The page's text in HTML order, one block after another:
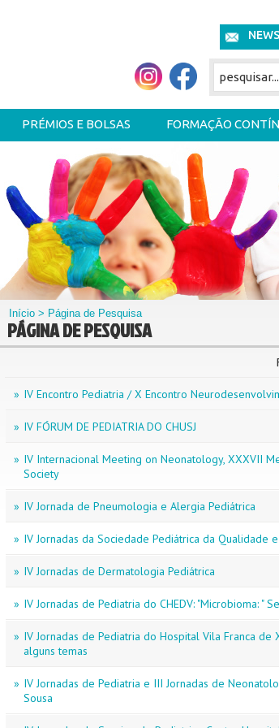
PRÉMIOS E BOLSAS FORMAÇÃO
Início > Página de Pesquisa
PÁGINA DE PESQUISA
» IV Encontro Pediatria / X Encontro
» IV FÓRUM DE PEDIATRIA DO CHUSJ
» IV Internacional Meeting on Neonatology, XXXVII
Society
» IV Jornada de Pneumologia e Alergia Pediátrica
» IV Jornadas da Sociedade Pediátrica da Qualidade e
» IV Jornadas de Dermatologia Pediátrica
» IV Jornadas de Pediatria do CHEDV: "Microbioma: "
» IV Jornadas de Pediatria do Hospital Vila Franca de
alguns temas
» IV Jornadas de Pediatria e III Jornadas de
Sousa